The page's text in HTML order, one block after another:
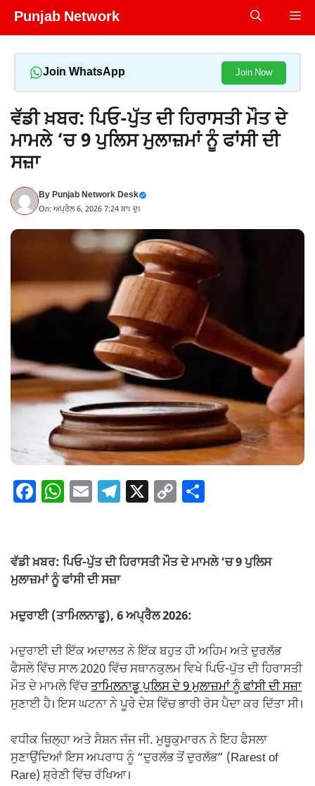
Skip
Punjab Network
Join WhatsApp Join Now
ਵੱਡੀ ਖ਼ਬਰ: ਪਿਓ-ਪੁੱਤ ਦੀ ਹਿਰਾਸਤੀ ਮੌਤ ਦੇ
ਮਾਮਲੇ ‘ਚ 9 ਪੁਲਿਸ ਮੁਲਾਜ਼ਮਾਂ ਨੂੰ ਫਾਂਸੀ ਦੀ
ਸਜ਼ਾ
ByPunjab Network Desk
On: ਅਪ੍ਰੈਲ 6, 2026 7:24 ਬਾਃ ਦੁਃ
F
e
b
o
o
k
W
s
A
p
p
E T
gr
a
m
X C
y
n
k
e
ਵੱਡੀ ਖ਼ਬਰ: ਪਿਓ-ਪੁੱਤ ਦੀ ਹਿਰਾਸਤੀ ਮੌਤ ਦੇ ਮਾਮਲੇ ‘ਚ 9 ਪੁਲਿਸ
ਮੁਲਾਜ਼ਮਾਂ ਨੂੰ ਫਾਂਸੀ ਦੀ ਸਜ਼ਾ
ਮਦੁਰਾਈ (ਤਾਮਿਲਨਾਡੂ), 6 ਅਪ੍ਰੈਲ 2026:
ਮਦੁਰਾਈ ਦੀ ਇੱਕ ਅਦਾਲਤ ਨੇ ਇੱਕ ਬਹੁਤ ਹੀ ਅਹਿਮ ਅਤੇ ਦੁਰਲੱਭ
ਫੈਸਲੇ ਵਿੱਚ ਸਾਲ 2020 ਵਿੱਚ ਸਥਾਨਕੁਲਮ ਵਿਖੇ ਪਿਓ-ਪੁੱਤ ਦੀ ਹਿਰਾਸਤੀ
ਮੌਤ ਦੇ ਮਾਮਲੇ ਵਿੱਚਤਾਮਿਲਨਾਡੂ ਪੁਲਿਸ ਦੇ 9 ਮੁਲਾਜ਼ਮਾਂ ਨੂੰ ਫਾਂਸੀ ਦੀ ਸਜ਼ਾ
ਸੁਣਾਈ ਹੈ। ਇਸ ਘਟਨਾ ਨੇ ਪੂਰੇ ਦੇਸ਼ ਵਿੱਚ ਭਾਰੀ ਰੋਸ ਪੈਦਾ ਕਰ ਦਿੱਤਾ ਸੀ।
ਵਧੀਕ ਜ਼ਿਲ੍ਹਾ ਅਤੇ ਸੈਸ਼ਨ ਜੱਜ ਜੀ. ਮੁਥੂਕੁਮਾਰਨ ਨੇ ਇਹ ਫੈਸਲਾ
ਸੁਣਾਉਂਦਿਆਂ ਇਸ ਅਪਰਾਧ ਨੂੰ “ਦੁਰਲੱਭ ਤੋਂ ਦੁਰਲੱਭ” (Rarest of
Rare) ਸ਼੍ਰੇਣੀ ਵਿੱਚ ਰੱਖਿਆ।